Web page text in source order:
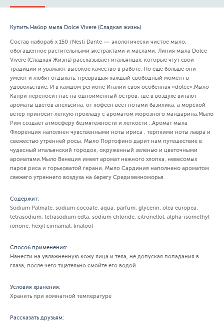
Купить Набор мыла Dolce Vivere (Сладкая жизнь)
Состав набора6 х 150 гNesti Dante — экологически чистое мыло,
обогащенное растительными экстрактами и маслами. Линия мыла Dolce
Vivere (Сладкая Жизнь) рассказывает итальянцах, которые чтут свои
традиции и уважают высокое качество в работе. Но еще больше они
умеют и любят отдыхать, превращая каждый свободный момент в
удовольствие. И в каждом регионе Италии своя особенная «dolce».Мыло
Капри переносит нас на одноименный остров, где в воздухе витают
ароматы цветов апельсина, от кофеен веет нотами базилика, а морской
ветер приносит легкую прохладу с ароматом морозного мандарина.Мыло
Рим создает атмосферу безмятежности и легкости ..Аромат мыла
Флоренция наполнен чувственными ноты ириса , терпкими ноты лавра и
свежестью утренней росы. Мыло Портофино дарит нам путешествие в
чудесный итальянский городок, окруженный зеленью и цветочными
ароматами.Мыло Венеция имеет аромат нежного хлопка, невесомых
паров риса и горьковатой герани. Мыло Сардиния наполнено ароматом
свежего утреннего воздуха на берегу Средиземноморья.
Содержит:
Sodium Palmate, sodium cocoate, aqua, parfum, glycerin, olea europea,
tetrasodium, tetrasodium edta, sodium chloride, citronellol, alpha-isomethyl
ionone, hexyl cinnamal, linalool
Способ применения:
Нанести на увлажненную кожу лица и тела, не допуская попадания в
глаза, после чего тщательно смойте его водой
Условия хранения:
Хранить при комнатной температуре
Рассказать друзьям: